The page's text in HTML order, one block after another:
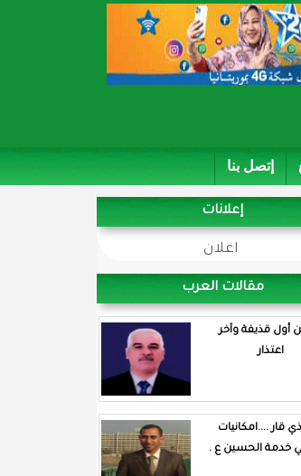
إتصل بنا
إعلانات
اعلان
مقالات العرب
أول قذيفة وآخر
اعتذار
قار ....امكانيات
خدمة الحسين ع .